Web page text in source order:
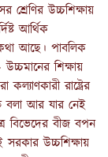
শ্রেণির উচ্চশিক্ষায়
আর্থিক
কথা আছে। পাবলিক
শিক্ষায়
রাষ্ট্রের
বলা আর যার নেই
বিভেদের বীজ বপন
উচ্চশিক্ষায়